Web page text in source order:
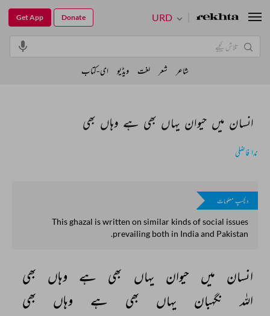
انسان میں حیوان یہاں بھی ہے وہاں بھی
ندا فاضلی
دلچسپ معلومات
This ghazal is written on similar kinds of social issues
prevailing both in India and Pakistan.
انسان میں حیوان یہاں بھی ہے وہاں
بھی
اللہ
نگہبان یہاں بھی ہے وہاں
بھی
URD
Get App Donate
شاعر شعر لغت ویڈیو ای-کتاب